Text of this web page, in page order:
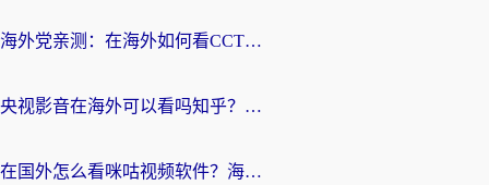
海外党亲测：在海外如何看CCTV？告别“仅限大陆播放”的实用指南
央视影音在海外可以看吗知乎？留学生亲测：3步解决地域限制+追剧自由
在国外怎么看咪咕视频软件？海外党亲测有效的回国加速方案